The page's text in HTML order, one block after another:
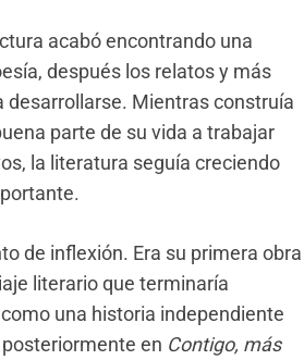
acabó encontrando una
después los relatos y más
desarrollarse. Mientras construía
parte de su vida a trabajar
la literatura seguía creciendo
de inflexión. Era su primera obra
literario que terminaría
una historia independiente
en Contigo, más